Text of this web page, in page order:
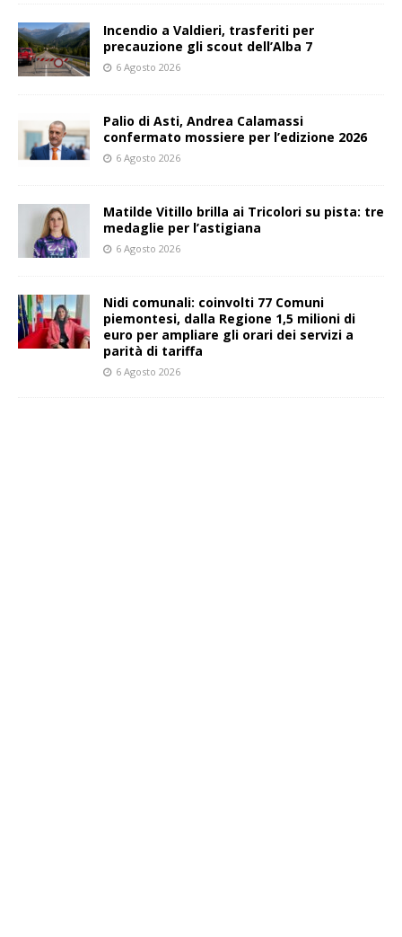
Incendio a Valdieri, trasferiti per
precauzione gli scout dell’Alba 7
6 Agosto 2026
Palio di Asti, Andrea Calamassi
confermato mossiere per l’edizione 2026
6 Agosto 2026
Matilde Vitillo brilla ai Tricolori su pista: tre
medaglie per l’astigiana
6 Agosto 2026
Nidi comunali: coinvolti 77 Comuni
piemontesi, dalla Regione 1,5 milioni di
euro per ampliare gli orari dei servizi a
parità di tariffa
6 Agosto 2026